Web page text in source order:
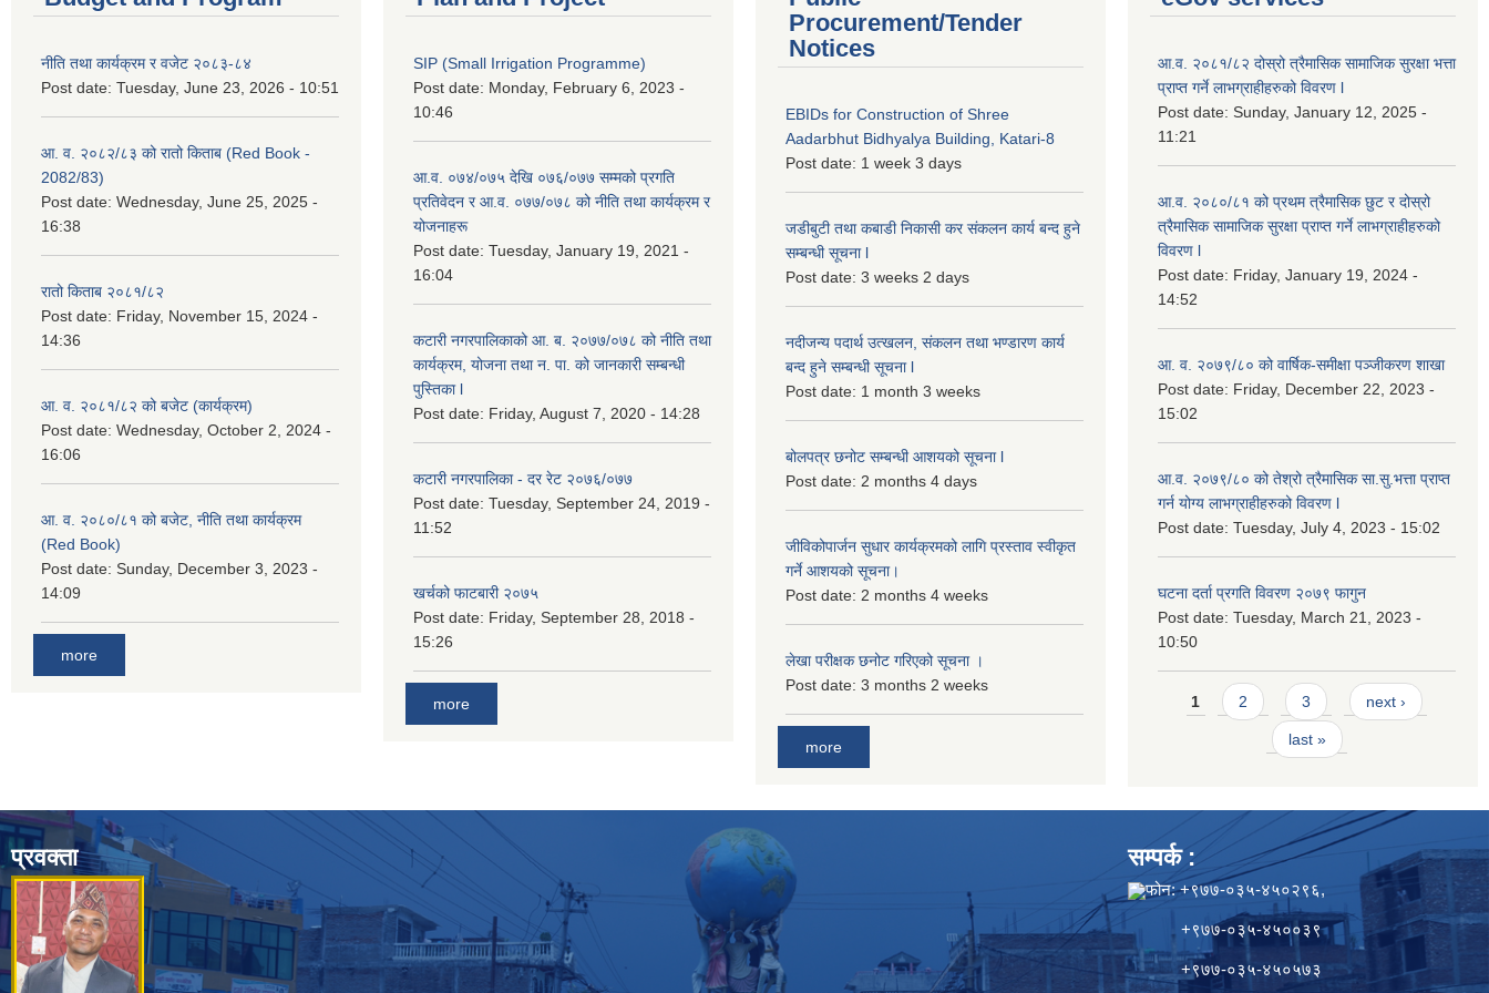
नीति तथा कार्यक्रम र वजेट २०८३-८४
Post date: Tuesday, June 23, 2026 - 10:51
आ. व. २०८२/८३ को रातो किताब (Red Book -
2082/83)
Post date: Wednesday, June 25, 2025 -
16:38
रातो किताब २०८१/८२
Post date: Friday, November 15, 2024 -
14:36
आ. व. २०८१/८२ को बजेट (कार्यक्रम)
Post date: Wednesday, October 2, 2024 -
16:06
आ. व. २०८०/८१ को बजेट, नीति तथा कार्यक्रम
(Red Book)
Post date: Sunday, December 3, 2023 -
14:09
more
SIP (Small Irrigation Programme)
Post date: Monday, February 6, 2023 -
10:46
आ.व. ०७४/०७५ देखि ०७६/०७७ सम्मको प्रगति
प्रतिवेदन र आ.व. ०७७/०७८ को नीति तथा कार्यक्रम र
योजनाहरू
Post date: Tuesday, January 19, 2021 -
16:04
कटारी नगरपालिकाको आ. ब. २०७७/०७८ को नीति तथा
कार्यक्रम, योजना तथा न. पा. को जानकारी सम्बन्धी
पुस्तिका l
Post date: Friday, August 7, 2020 - 14:28
कटारी नगरपालिका - दर रेट २०७६/०७७
Post date: Tuesday, September 24, 2019 -
11:52
खर्चको फाटबारी २०७५
Post date: Friday, September 28, 2018 -
15:26
more
Procurement/Tender
Notices
EBIDs for Construction of Shree
Aadarbhut Bidhyalya Building, Katari-8
Post date: 1 week 3 days
जडीबुटी तथा कबाडी निकासी कर संकलन कार्य बन्द हुने
सम्बन्धी सूचना l
Post date: 3 weeks 2 days
नदीजन्य पदार्थ उत्खलन, संकलन तथा भण्डारण कार्य
बन्द हुने सम्बन्धी सूचना l
Post date: 1 month 3 weeks
बोलपत्र छनोट सम्बन्धी आशयको सूचना l
Post date: 2 months 4 days
जीविकोपार्जन सुधार कार्यक्रमको लागि प्रस्ताव स्वीकृत
गर्ने आशयको सूचना।
Post date: 2 months 4 weeks
लेखा परीक्षक छनोट गरिएको सूचना ।
Post date: 3 months 2 weeks
more
आ.व. २०८१/८२ दोस्रो त्रैमासिक सामाजिक सुरक्षा भत्ता
प्राप्त गर्ने लाभग्राहीहरुको विवरण l
Post date: Sunday, January 12, 2025 -
11:21
आ.व. २०८०/८१ को प्रथम त्रैमासिक छुट र दोस्रो
त्रैमासिक सामाजिक सुरक्षा प्राप्त गर्ने लाभग्राहीहरुको
विवरण l
Post date: Friday, January 19, 2024 -
14:52
आ. व. २०७९/८० को वार्षिक-समीक्षा पञ्जीकरण शाखा
Post date: Friday, December 22, 2023 -
15:02
आ.व. २०७९/८० को तेश्रो त्रैमासिक सा.सु.भ‍त्ता प्राप्त
गर्न योग्य लाभग्राहीहरुको विवरण l
Post date: Tuesday, July 4, 2023 - 15:02
घटना दर्ता प्रगति विवरण २०७९ फागुन
Post date: Tuesday, March 21, 2023 -
10:50
Pages
1 2 3 next ›
last »
प्रवक्ता सम्पर्क :
फोन: +९७७-०३५-४५०२९६,
+९७७-०३५-४५००३९
+९७७-०३५-४५०५७३